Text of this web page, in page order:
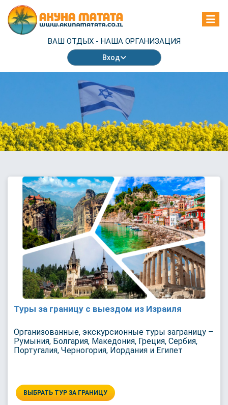
ВАШ ОТДЫХ - НАША ОРГАНИЗАЦИЯ
Вход
Туры за границу с выездом из Израиля
Организованные, экскурсионные туры заграницу –
Румыния, Болгария, Македония, Греция, Сербия,
Португалия, Черногория, Иордания и Египет
ВЫБРАТЬ ТУР ЗА ГРАНИЦУ